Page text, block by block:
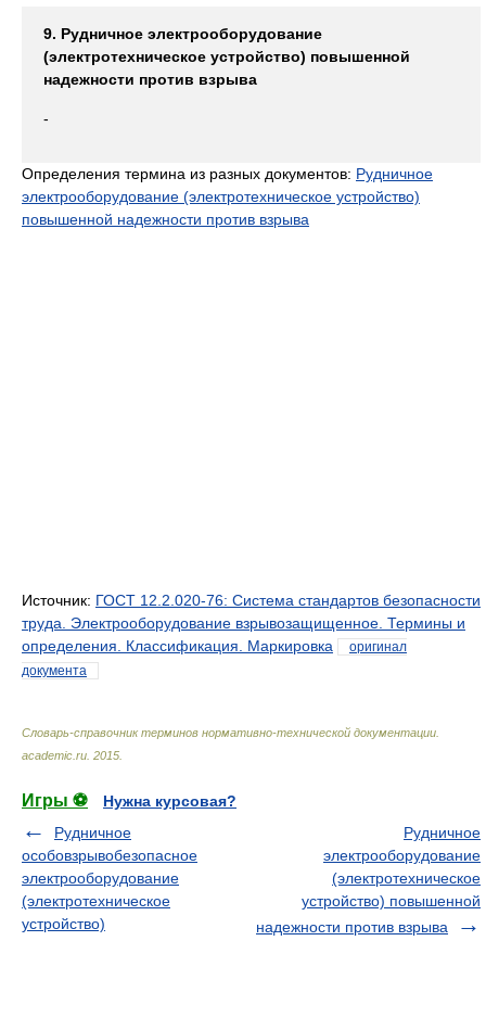
9. Рудничное электрооборудование
(электротехническое устройство) повышенной
надежности против взрыва
-
Определения термина из разных документов: Рудничное
электрооборудование (электротехническое устройство)
повышенной надежности против взрыва
Источник: ГОСТ 12.2.020-76: Система стандартов безопасности
труда. Электрооборудование взрывозащищенное. Термины и
определения. Классификация. Маркировка
оригинал
документа
Словарь-справочник терминов нормативно-технической документации
academic.ru 2015
Игры ⚽
Нужна курсовая?
Рудничное
особовзрывобезопасное
электрооборудование
(электротехническое
устройство)
Рудничное
электрооборудование
(электротехническое
устройство) повышенной
надежности против взрыва